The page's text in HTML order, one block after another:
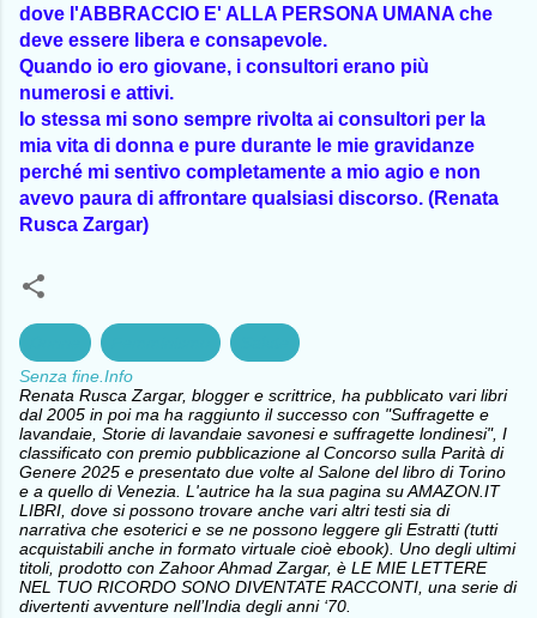
dove l'ABBRACCIO E' ALLA PERSONA UMANA che
deve essere libera e consapevole.
Quando io ero giovane, i consultori erano più
numerosi e attivi.
Io stessa mi sono sempre rivolta ai consultori per la
mia vita di donna e pure durante le mie gravidanze
perché mi sentivo completamente a mio agio e non
avevo paura di affrontare qualsiasi discorso. (Renata
Rusca Zargar)
Senza fine.Info
Renata Rusca Zargar, blogger e scrittrice, ha pubblicato vari libri
dal 2005 in poi ma ha raggiunto il successo con "Suffragette e
lavandaie, Storie di lavandaie savonesi e suffragette londinesi", I
classificato con premio pubblicazione al Concorso sulla Parità di
Genere 2025 e presentato due volte al Salone del libro di Torino
e a quello di Venezia. L'autrice ha la sua pagina su AMAZON.IT
LIBRI, dove si possono trovare anche vari altri testi sia di
narrativa che esoterici e se ne possono leggere gli Estratti (tutti
acquistabili anche in formato virtuale cioè ebook). Uno degli ultimi
titoli, prodotto con Zahoor Ahmad Zargar, è LE MIE LETTERE
NEL TUO RICORDO SONO DIVENTATE RACCONTI, una serie di
divertenti avventure nell’India degli anni ‘70.